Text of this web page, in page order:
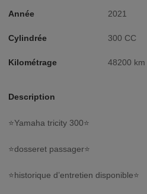
Année 2021
Cylindrée 300 CC
Kilométrage 48200 km
Description
⭐️Yamaha tricity 300⭐️
⭐️dosseret passager⭐️
⭐️historique d’entretien disponible⭐️